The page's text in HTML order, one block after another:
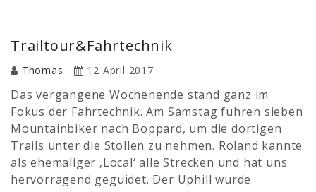
Trailtour&Fahrtechnik
Thomas 12 April 2017
Das vergangene Wochenende stand ganz im
Fokus der Fahrtechnik. Am Samstag fuhren sieben
Mountainbiker nach Boppard, um die dortigen
Trails unter die Stollen zu nehmen. Roland kannte
als ehemaliger ‚Local‘ alle Strecken und hat uns
hervorragend geguidet. Der Uphill wurde